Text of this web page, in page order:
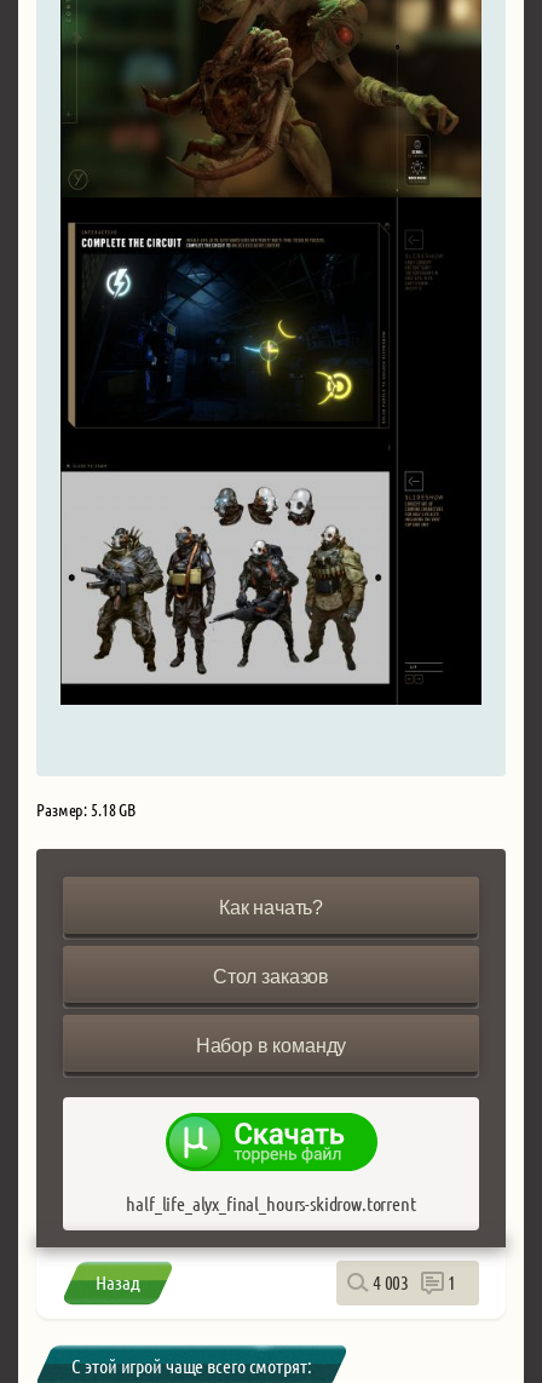
Размер: 5.18 GB
Как начать?
Стол заказов
Набор в команду
half_life_alyx_final_hours-skidrow.torrent
Назад 4 003 1
С этой игрой чаще всего смотрят: